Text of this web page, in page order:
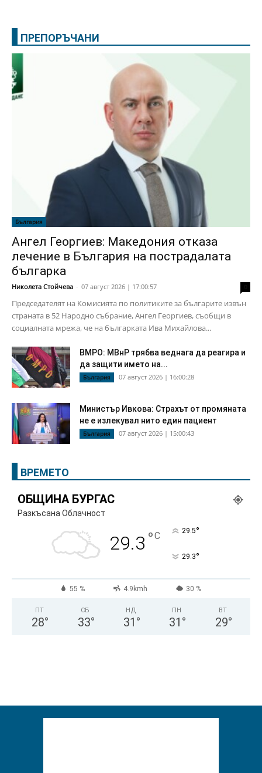
ПРЕПОРЪЧАНИ
България
Ангел Георгиев: Македония отказа
лечение в България на пострадалата
българка
Николета Стойчева - 07 август 2026 | 17:00:57
Председателят на Комисията по политиките за българите извън
страната в 52 Народно събрание, Ангел Георгиев, съобщи в
социалната мрежа, че на българката Ива Михайлова...
ВМРО: МВнР трябва веднага да реагира и
да защити името на...
България 07 август 2026 | 16:00:28
Министър Ивкова: Страхът от промяната
не е излекувал нито един пациент
България 07 август 2026 | 15:00:43
ВРЕМЕТО
ОБЩИНА БУРГАС
Разкъсана Облачност
29.3 °C 29.5°
29.3°
55 % 4.9kmh 30 %
ПТ
28°
СБ
33°
НД
31 °
ПН
31 °
ВТ
29°